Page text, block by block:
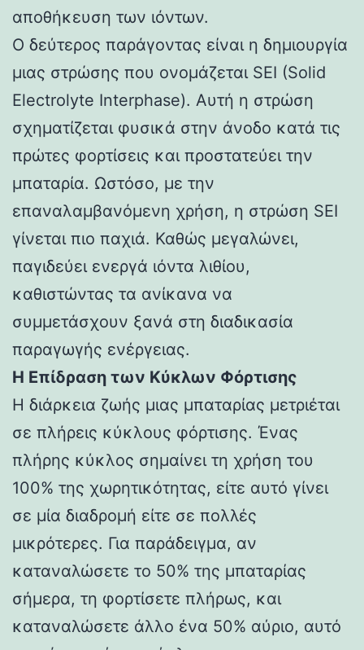
αποθήκευση των ιόντων.
Ο δεύτερος παράγοντας είναι η δημιουργία
μιας στρώσης που ονομάζεται SEI (Solid
Electrolyte Interphase). Αυτή η στρώση
σχηματίζεται φυσικά στην άνοδο κατά τις
πρώτες φορτίσεις και προστατεύει την
μπαταρία. Ωστόσο, με την
επαναλαμβανόμενη χρήση, η στρώση SEI
γίνεται πιο παχιά. Καθώς μεγαλώνει,
παγιδεύει ενεργά ιόντα λιθίου,
καθιστώντας τα ανίκανα να
συμμετάσχουν ξανά στη διαδικασία
παραγωγής ενέργειας.
Η Επίδραση των Κύκλων Φόρτισης
Η διάρκεια ζωής μιας μπαταρίας μετριέται
σε πλήρεις κύκλους φόρτισης. Ένας
πλήρης κύκλος σημαίνει τη χρήση του
100% της χωρητικότητας, είτε αυτό γίνει
σε μία διαδρομή είτε σε πολλές
μικρότερες. Για παράδειγμα, αν
καταναλώσετε το 50% της μπαταρίας
σήμερα, τη φορτίσετε πλήρως, και
καταναλώσετε άλλο ένα 50% αύριο, αυτό